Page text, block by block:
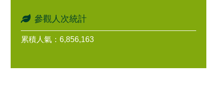
參觀人次統計
累積人氣：6,856,163